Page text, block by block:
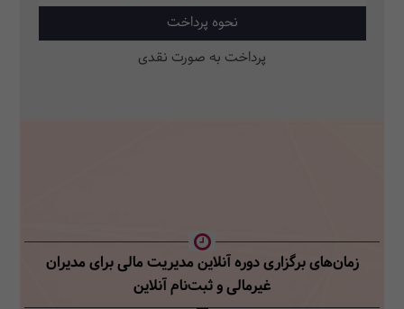
نحوه پرداخت
پرداخت به صورت نقدی
زمان‌های برگزاری دوره آنلاین مدیریت مالی برای مدیران
غیرمالیو ثبت‌نام آنلاین